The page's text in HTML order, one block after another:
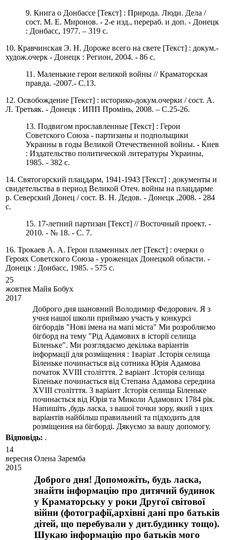
9. Книга о Донбассе [Текст] : Природа. Люди. Дела /
сост. М. Е. Миронов. - 2-е изд., перераб. и доп. - Донецк
: Донбасс, 1977. – 319 с.
10. Кравчинская Э. Н. Дороже всего на свете [Текст] : докум.-
худож.очерк - Донецк : Регион, 2004. - 86 с.
11. Маленькие герои великой войны // Краматорская
правда. -2007.- С.13.
12. Освобождение [Текст] : историко-докум.очерки / сост. А.
Л. Третьяк. - Донецк : ИПП Промінь, 2008. – С.25-26.
13. Подвигом прославленные [Текст] : Герои
Советского Союза - партизаны и подпольщики
Украины в годы Великой Отечественной войны. - Киев
: Издательство политической литературы Украины,
1985. - 382 с.
14. Святогорский плацдарм, 1941-1943 [Текст] : документы и
свидетельства в период Великой Отеч. войны на плацдарме
р. Северский Донец / сост. В. Н. Дедов. - Донецк ,2008. - 284
с.
15. 17-летний партизан [Текст] // Восточный проект. -
2010. - № 18. - С. 7.
16. Трокаев А. А. Герои пламенных лет [Текст] : очерки о
Героях Советского Союза - уроженцах Донецкой области. -
Донецк : Донбасс, 1985. - 575 с.
25
жовтня
2017
Майя Бобух
Доброго дня шановний Володимир Федорович. Я з
учня нашої школи приймаю участь у конкурсі
бігбордів "Нові імена на мапі міста" Ми розробляємо
бігборд на тему "Рід Адамових в історії селища
Біленьке". Ми розглядаємо декілька варіантів
інформації для розміщення : 1варіат .Історія селища
Біленьке починається від сотника Юрія Адамова
початок ХVIII столітття. 2 варіант .Історія селища
Біленьке починається від Степана Адамова середина
ХVIII столітття. 3 варіант .Історія селища Біленьке
починається від Юрія та Миколи Адамових 1784 рік.
Напишіть ,будь ласка, з вашої точки зору, який з цих
варіантів найбільш правильний та підходить для
розміщення на бігборді. Дякуємо за вашу допомогу.
Вiдповiдь: .
14
вересня
2015
Олена Заремба
Доброго дня! Допоможіть, будь ласка,
знайти інформацію про дитячий будинок
у Краматорську у роки Другої світової
війни (фотографії,архівні дані про батьків
дітей, що перебували у дит.будинку тощо).
Шукаю інформацію про батьків мого